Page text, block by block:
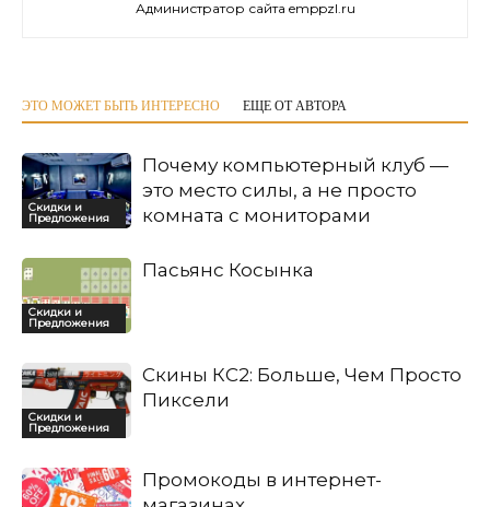
Администратор сайта emppzl.ru
ЭТО МОЖЕТ БЫТЬ ИНТЕРЕСНО ЕЩЕ ОТ АВТОРА
Скидки и
Предложения
Почему компьютерный клуб —
это место силы, а не просто
комната с мониторами
Скидки и
Предложения
Пасьянс Косынка
Скидки и
Предложения
Скины КС2: Больше, Чем Просто
Пиксели
Промокоды в интернет-